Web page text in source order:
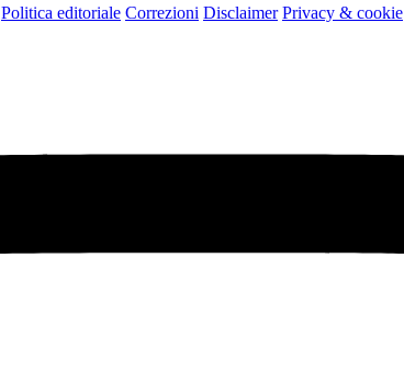
Politica editoriale Correzioni Disclaimer Privacy & cookie